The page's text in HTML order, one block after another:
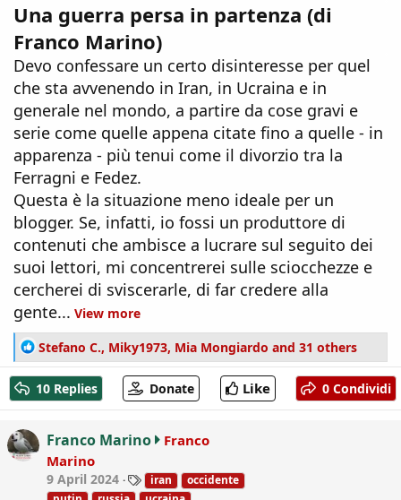
Una guerra persa in partenza (di
Franco Marino)
Devo confessare un certo disinteresse per quel
che sta avvenendo in Iran, in Ucraina e in
generale nel mondo, a partire da cose gravi e
serie come quelle appena citate fino a quelle - in
apparenza - più tenui come il divorzio tra la
Ferragni e Fedez.
Questa è la situazione meno ideale per un
blogger. Se, infatti, io fossi un produttore di
contenuti che ambisce a lucrare sul seguito dei
suoi lettori, mi concentrerei sulle sciocchezze e
cercherei di sviscerarle, di far credere alla
gente... View more
R
e
a
c
t
o
Stefano C., Miky1973, Mia Mongiardo and 31 others
10 Replies Donate Like 0 Condividi
Franco Marino
Franco
Marino
9 April 2024
T
a
iran
occidente